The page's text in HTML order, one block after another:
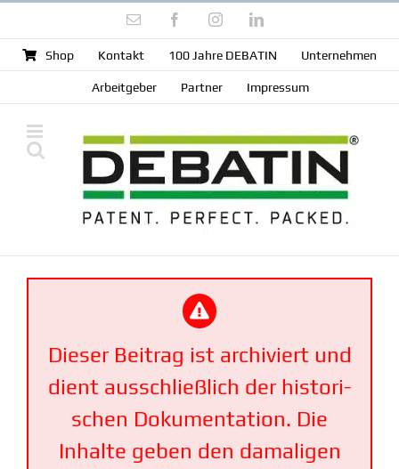
springen
E-
FacebookInstagramLinkedIn
Shop Kontakt 100 Jahre DEBATIN Unter­nehmen
Arbeit­geber Partner Impressum
Dieser Beitrag ist archi­viert und
dient ausschließlich der histo­ri­
schen Dokumen­tation. Die
Inhalte geben den damaligen